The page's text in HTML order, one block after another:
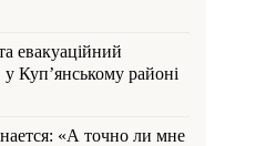
евакуаційний
у Куп’янському районі
«А точно ли мне